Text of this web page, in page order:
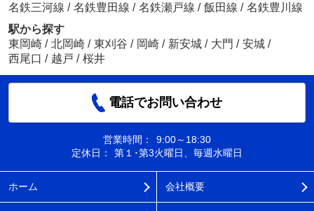
名鉄三河線 / 名鉄豊田線 / 名鉄瀬戸線 / 飯田線 / 名鉄豊川線
駅から探す
東岡崎 / 北岡崎 / 東刈谷 / 岡崎 / 新安城 / 大門 / 安城 /
西尾口 / 越戸 / 桜井
電話でお問い合わせ
営業時間：
9:00～18:30
定休日：
第１･第3火曜日、毎週水曜日
ホーム 会社概要